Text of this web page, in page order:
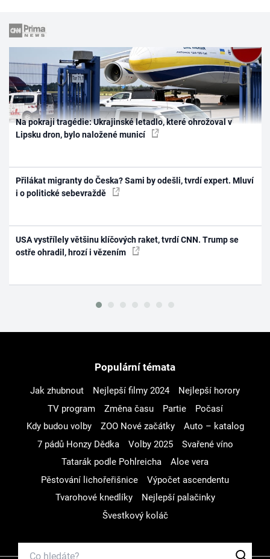
Na pokraji tragédie: Ukrajinské letadlo, které ohrožoval v
Lipsku dron, bylo naložené municí
Přilákat migranty do Česka? Sami by odešli, tvrdí expert. Mluví
i o politické sebevraždě
USA vystřílely většinu klíčových raket, tvrdí CNN. Trump se
ostře ohradil, hrozí i vězením
Populární témata
Jak zhubnout Nejlepší filmy 2024
Nejlepší horory
TV program
Změna času Partie
Počasí
Kdy budou volby
ZOO Nové začátky
Auto – katalog
7 pádů Honzy Dědka
Volby 2025
Svařené víno
Tatarák podle Pohlreicha
Aloe vera
Pěstování lichořeřišnice
Výpočet ascendentu
Tvarohové knedlíky
Nejlepší palačinky
Švestkový koláč